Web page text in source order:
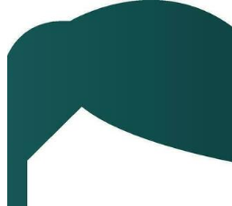
Photos
Vidéos
Motion graphics